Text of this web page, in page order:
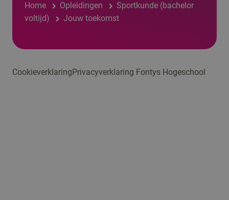
Home Opleidingen
Sportkunde (bachelor
voltijd)
Jouw toekomst
CookieverklaringPrivacyverklaring Fontys Hogeschool